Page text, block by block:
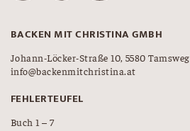
BACKEN MIT CHRISTINA GMBH
Johann-Löcker-Straße 10, 5580 Tamsweg
info@backenmitchristina.at
FEHLERTEUFEL
Buch 1 – 7